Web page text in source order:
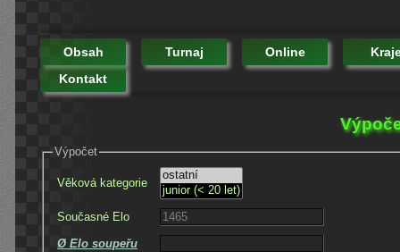
Obsah Turnaj Online
Kontakt
Výpočet
Věková kategorie
Současné Elo
Ø Elo soupeřu